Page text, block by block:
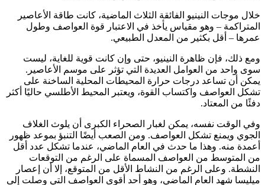
خلال موجات النينيو الفائقة الثلاث الماضية، كانت طاقة الأعاصير
المتراكمة – وهو مقياس يأخذ في الاعتبار قوة العواصف وطول
عمرها – أقل بكثير من المعدل الطبيعي.
ومع ذلك، فإن ظاهرة النينيو، حتى وإن كانت قوية للغاية، ليست
سوى واحد من العوامل العديدة التي تؤثر على موسم الأعاصير.
يمكن أن تساعد درجات حرارة المحيطات المحلية الساخنة على
تشكل العواصف واكتساب القوة، ويعتبر المحيط الأطلسي حاليًا أكثر
دفئًا من المعتاد.
وفي الوقت نفسه، يمكن لغبار الصحراء الكبرى أن يلوث الغلاف
الجوي ويمنع تشكل العواصف. ومن الصعب أيضًا التنبؤ بموعد ظهور
أعمدة منه. وهذا ما حدث في العام الماضي، عندما تشكل عدد أقل
من المتوسط ​​من العواصف المسماة على الرغم من التوقعات
النشطة. وعلى الرغم من النشاط الأقل من المتوقع، إلا أن إعصار
ميليسا شهد العام الماضي، وهو أحد أقوى العواصف التي وصلت إلى